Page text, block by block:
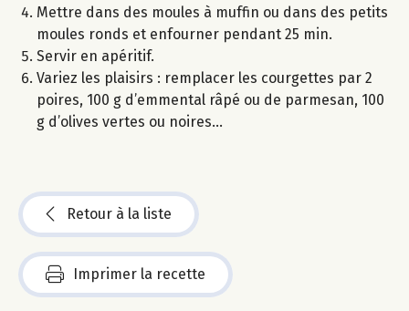
Mettre dans des moules à muffin ou dans des petits
moules ronds et enfourner pendant 25 min.
Servir en apéritif.
Variez les plaisirs : remplacer les courgettes par 2
poires, 100 g d’emmental râpé ou de parmesan, 100
g d’olives vertes ou noires…
Retour à la liste
Imprimer la recette